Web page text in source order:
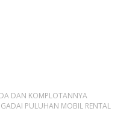
DAN KOMPLOTANNYA
PULUHAN MOBIL RENTAL